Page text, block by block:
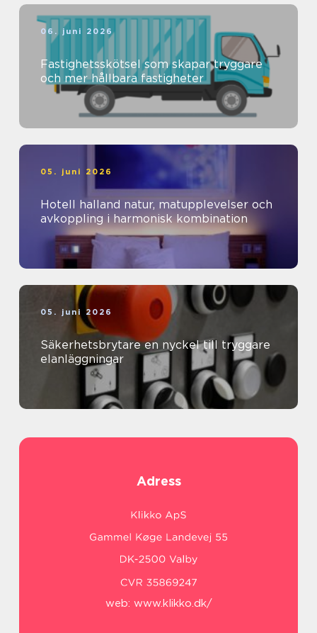
06. juni 2026
Fastighetsskötsel som skapar tryggare
och mer hållbara fastigheter
05. juni 2026
Hotell halland natur, matupplevelser och
avkoppling i harmonisk kombination
05. juni 2026
Säkerhetsbrytare en nyckel till tryggare
elanläggningar
Adress
web: www.klikko.dk/